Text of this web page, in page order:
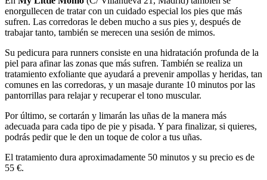
enorgullecen de tratar con un cuidado especial los pies que más
sufren. Las corredoras le deben mucho a sus pies y, después de
trabajar tanto, también se merecen una sesión de mimos.
Su pedicura para runners consiste en una hidratación profunda de la
piel para afinar las zonas que más sufren. También se realiza un
tratamiento exfoliante que ayudará a prevenir ampollas y heridas, tan
comunes en las corredoras, y un masaje durante 10 minutos por las
pantorrillas para relajar y recuperar el tono muscular.
Por último, se cortarán y limarán las uñas de la manera más
adecuada para cada tipo de pie y pisada. Y para finalizar, si quieres,
podrás pedir que le den un toque de color a tus uñas.
El tratamiento dura aproximadamente 50 minutos y su precio es de
55 €.